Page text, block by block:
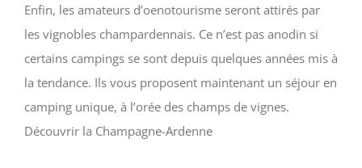
Enfin, les amateurs d’oenotourisme seront attirés par
les vignobles champardennais. Ce n’est pas anodin si
certains campings se sont depuis quelques années mis à
la tendance. Ils vous proposent maintenant un séjour en
camping unique, à l’orée des champs de vignes.
Découvrir la Champagne-Ardenne